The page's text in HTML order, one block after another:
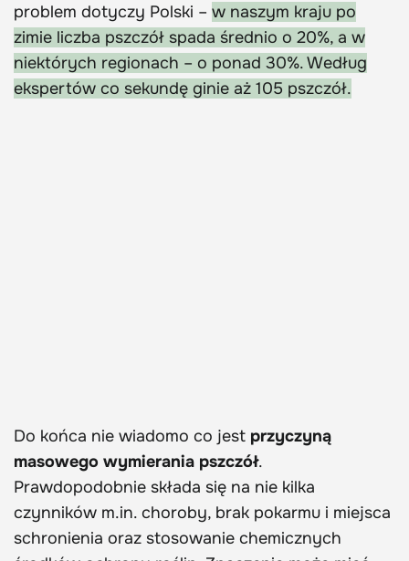
problem dotyczy Polski – w naszym kraju po
zimie liczba pszczół spada średnio o 20%, a w
niektórych regionach – o ponad 30%. Według
ekspertów co sekundę ginie aż 105 pszczół.
Do końca nie wiadomo co jest przyczyną
masowego wymierania pszczół.
Prawdopodobnie składa się na nie kilka
czynników m.in. choroby, brak pokarmu i miejsca
schronienia oraz stosowanie chemicznych